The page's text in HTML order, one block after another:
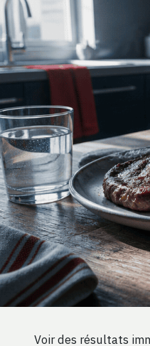
Voir des résultats